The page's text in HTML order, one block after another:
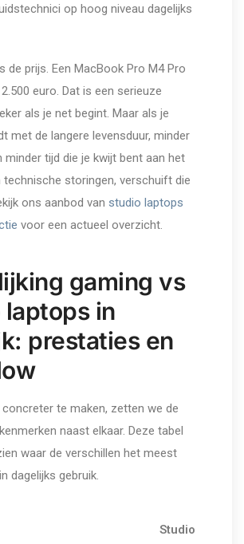
op hoog niveau dagelijks
de prijs. Een MacBook Pro M4 Pro
euro. Dat is een serieuze
als je net begint. Maar als je
met de langere levensduur, minder
minder tijd die je kwijt bent aan het
technische storingen, verschuift die
ons aanbod van studio laptops
voor een actueel overzicht.
gaming vs
in
prestaties en
te maken, zetten we de
naast elkaar. Deze tabel
waar de verschillen het meest
dagelijks gebruik.
Studio